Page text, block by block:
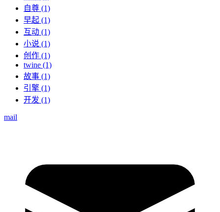
自尊 (1)
早起 (1)
互动 (1)
小说 (1)
创作 (1)
twine (1)
故事 (1)
引擎 (1)
开发 (1)
mail